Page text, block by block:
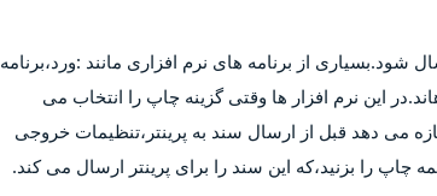
شود.بسیاری از برنامه های نرم افزاری مانند :ورد،برنامه
این نرم افزار ها وقتی گزینه چاپ را انتخاب می
می دهد قبل از ارسال سند به پرینتر،تنظیمات خروجی
را بزنید،که این سند را برای پرینتر ارسال می کند.